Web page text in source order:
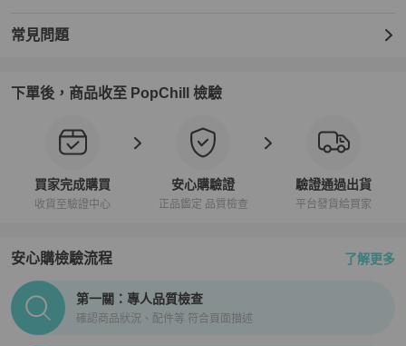
常見問題
下單後，商品收至 PopChill 檢驗
買家完成購買
收貨至驗證中心
安心購驗證
正品鑑定 品質檢查
驗證通過出貨
平台發貨給買家
安心購檢驗流程 了解更多
PopChill拍拍圈正品驗證、安心購檢驗流程介紹
第一關：專人品質檢查
確認商品狀況、配件等 符合頁面描述